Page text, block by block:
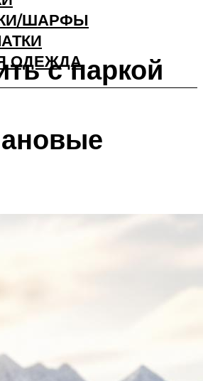
ШАРФЫ
ОДЕЖДА
с паркой